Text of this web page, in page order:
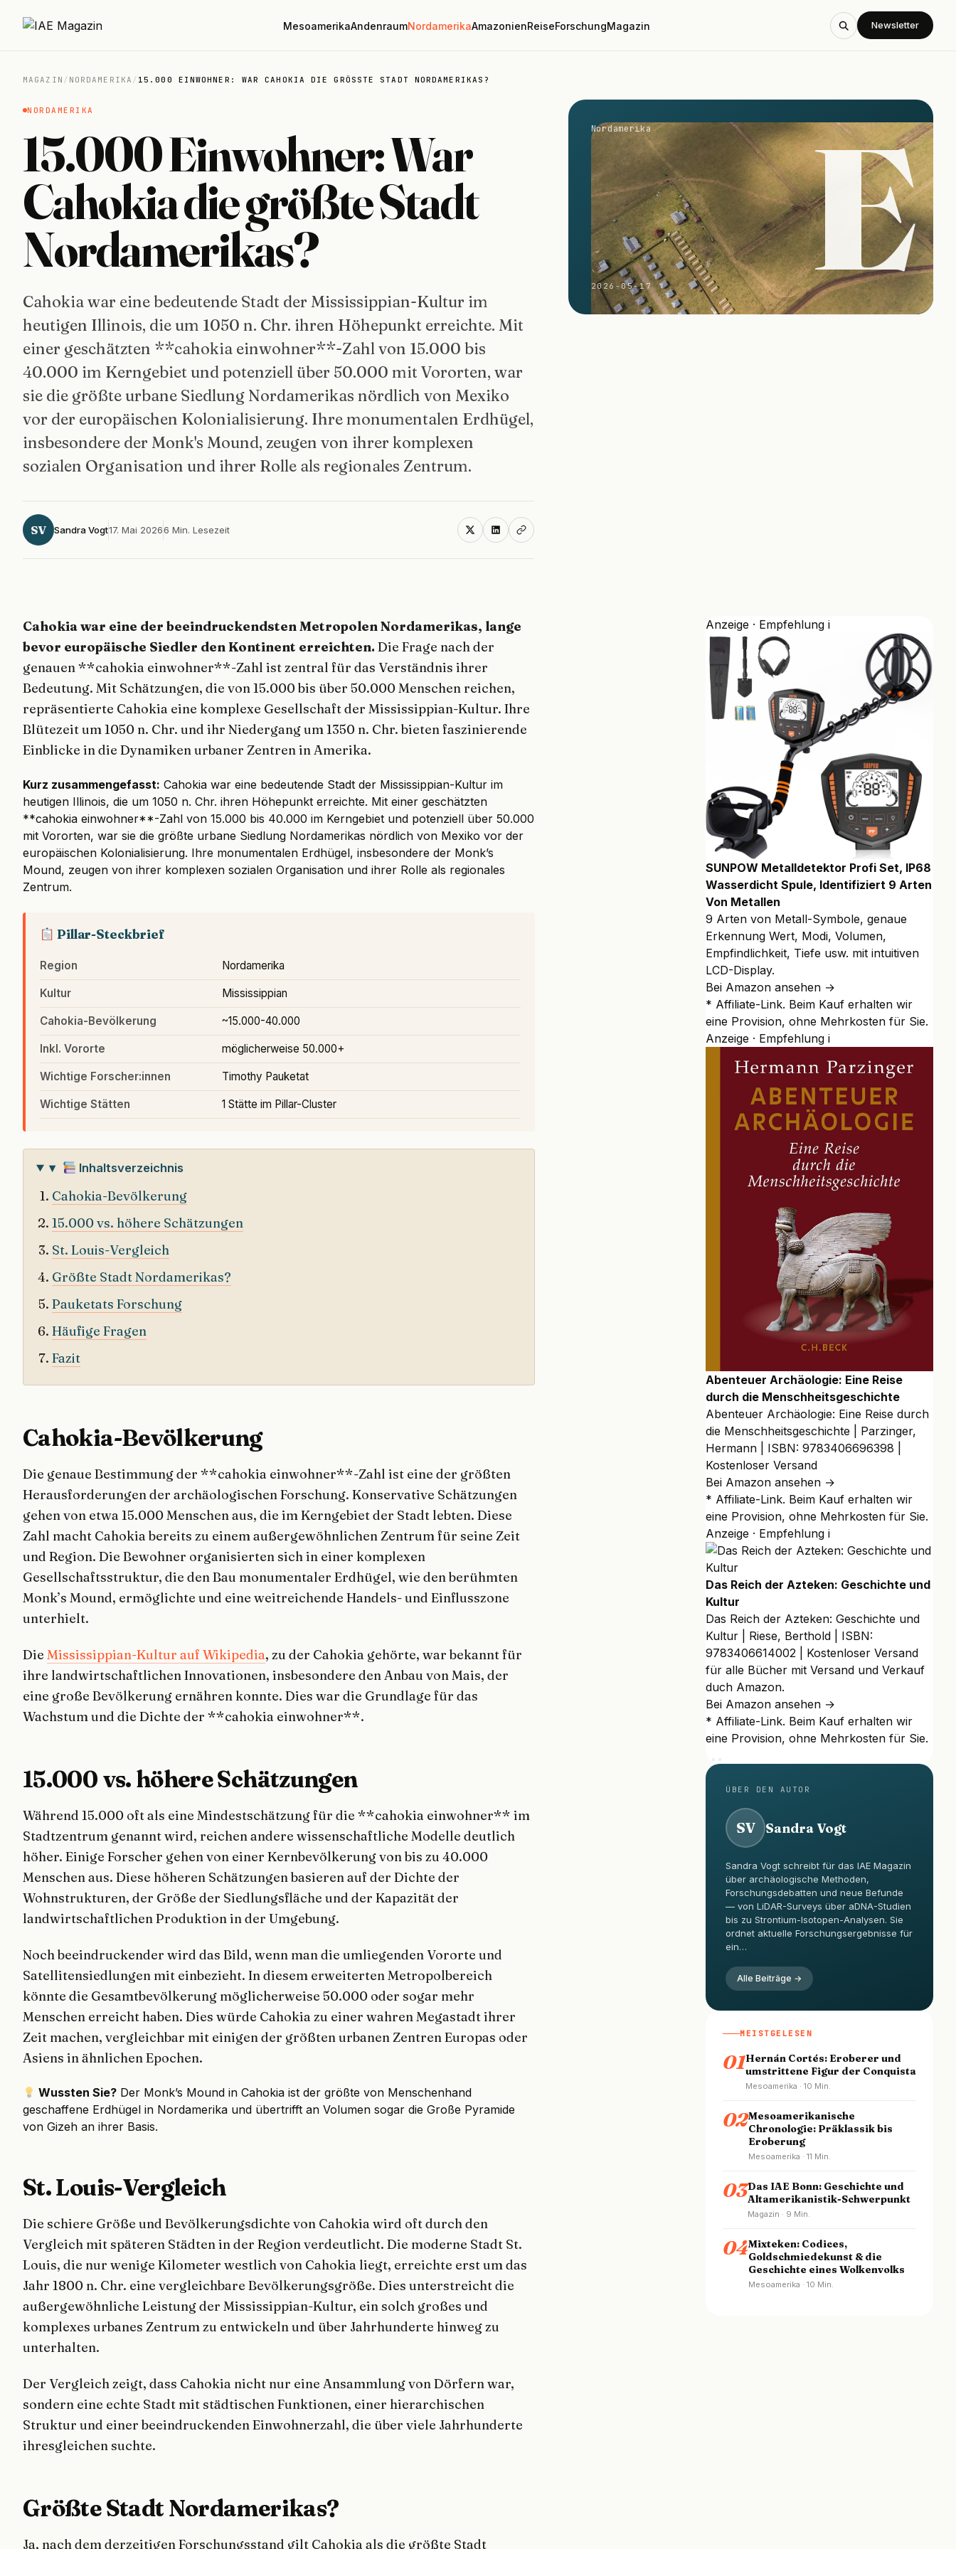
MesoamerikaAndenraumNordamerikaAmazonienReiseForschungMagazin Newsletter
MAGAZIN / NORDAMERIKA / 15.000 EINWOHNER: WAR CAHOKIA DIE GRÖSSTE STADT NORDAMERIKAS?
NORDAMERIKA
15.000 Einwohner: War
Cahokia die größte Stadt
Nordamerikas?
Cahokia war eine bedeutende Stadt der Mississippian-Kultur im
heutigen Illinois, die um 1050 n. Chr. ihren Höhepunkt erreichte. Mit
einer geschätzten **cahokia einwohner**-Zahl von 15.000 bis
40.000 im Kerngebiet und potenziell über 50.000 mit Vororten, war
sie die größte urbane Siedlung Nordamerikas nördlich von Mexiko
vor der europäischen Kolonialisierung. Ihre monumentalen Erdhügel,
insbesondere der Monk's Mound, zeugen von ihrer komplexen
sozialen Organisation und ihrer Rolle als regionales Zentrum.
SV Sandra Vogt17. Mai 20266 Min. Lesezeit
Nordamerika E
2026-05-17
Cahokia war eine der beeindruckendsten Metropolen Nordamerikas, lange
bevor europäische Siedler den Kontinent erreichten. Die Frage nach der
genauen **cahokia einwohner**-Zahl ist zentral für das Verständnis ihrer
Bedeutung. Mit Schätzungen, die von 15.000 bis über 50.000 Menschen reichen,
repräsentierte Cahokia eine komplexe Gesellschaft der Mississippian-Kultur. Ihre
Blütezeit um 1050 n. Chr. und ihr Niedergang um 1350 n. Chr. bieten faszinierende
Einblicke in die Dynamiken urbaner Zentren in Amerika.
Kurz zusammengefasst: Cahokia war eine bedeutende Stadt der Mississippian-Kultur im
heutigen Illinois, die um 1050 n. Chr. ihren Höhepunkt erreichte. Mit einer geschätzten
**cahokia einwohner**-Zahl von 15.000 bis 40.000 im Kerngebiet und potenziell über 50.000
mit Vororten, war sie die größte urbane Siedlung Nordamerikas nördlich von Mexiko vor der
europäischen Kolonialisierung. Ihre monumentalen Erdhügel, insbesondere der Monk’s
Mound, zeugen von ihrer komplexen sozialen Organisation und ihrer Rolle als regionales
Zentrum.
Pillar-Steckbrief
Region Nordamerika
Kultur Mississippian
Cahokia-Bevölkerung ~15.000-40.000
Inkl. Vororte möglicherweise 50.000+
Wichtige Forscher:innen Timothy Pauketat
Wichtige Stätten 1 Stätte im Pillar-Cluster
▾ Inhaltsverzeichnis
Cahokia-Bevölkerung
15.000 vs. höhere Schätzungen
St. Louis-Vergleich
Größte Stadt Nordamerikas?
Pauketats Forschung
Häufige Fragen
Fazit
Cahokia-Bevölkerung
Die genaue Bestimmung der **cahokia einwohner**-Zahl ist eine der größten
Herausforderungen der archäologischen Forschung. Konservative Schätzungen
gehen von etwa 15.000 Menschen aus, die im Kerngebiet der Stadt lebten. Diese
Zahl macht Cahokia bereits zu einem außergewöhnlichen Zentrum für seine Zeit
und Region. Die Bewohner organisierten sich in einer komplexen
Gesellschaftsstruktur, die den Bau monumentaler Erdhügel, wie den berühmten
Monk’s Mound, ermöglichte und eine weitreichende Handels- und Einflusszone
unterhielt.
Die Mississippian-Kultur auf Wikipedia, zu der Cahokia gehörte, war bekannt für
ihre landwirtschaftlichen Innovationen, insbesondere den Anbau von Mais, der
eine große Bevölkerung ernähren konnte. Dies war die Grundlage für das
Wachstum und die Dichte der **cahokia einwohner**.
15.000 vs. höhere Schätzungen
Während 15.000 oft als eine Mindestschätzung für die **cahokia einwohner** im
Stadtzentrum genannt wird, reichen andere wissenschaftliche Modelle deutlich
höher. Einige Forscher gehen von einer Kernbevölkerung von bis zu 40.000
Menschen aus. Diese höheren Schätzungen basieren auf der Dichte der
Wohnstrukturen, der Größe der Siedlungsfläche und der Kapazität der
landwirtschaftlichen Produktion in der Umgebung.
Noch beeindruckender wird das Bild, wenn man die umliegenden Vororte und
Satellitensiedlungen mit einbezieht. In diesem erweiterten Metropolbereich
könnte die Gesamtbevölkerung möglicherweise 50.000 oder sogar mehr
Menschen erreicht haben. Dies würde Cahokia zu einer wahren Megastadt ihrer
Zeit machen, vergleichbar mit einigen der größten urbanen Zentren Europas oder
Asiens in ähnlichen Epochen.
Wussten Sie? Der Monk’s Mound in Cahokia ist der größte von Menschenhand
geschaffene Erdhügel in Nordamerika und übertrifft an Volumen sogar die Große Pyramide
von Gizeh an ihrer Basis.
St. Louis-Vergleich
Die schiere Größe und Bevölkerungsdichte von Cahokia wird oft durch den
Vergleich mit späteren Städten in der Region verdeutlicht. Die moderne Stadt St.
Louis, die nur wenige Kilometer westlich von Cahokia liegt, erreichte erst um das
Jahr 1800 n. Chr. eine vergleichbare Bevölkerungsgröße. Dies unterstreicht die
außergewöhnliche Leistung der Mississippian-Kultur, ein solch großes und
komplexes urbanes Zentrum zu entwickeln und über Jahrhunderte hinweg zu
unterhalten.
Der Vergleich zeigt, dass Cahokia nicht nur eine Ansammlung von Dörfern war,
sondern eine echte Stadt mit städtischen Funktionen, einer hierarchischen
Struktur und einer beeindruckenden Einwohnerzahl, die über viele Jahrhunderte
ihresgleichen suchte.
Größte Stadt Nordamerikas?
Ja, nach dem derzeitigen Forschungsstand gilt Cahokia als die größte Stadt
Anzeige · Empfehlung i
SUNPOW Metalldetektor Profi Set, IP68
Wasserdicht Spule, Identifiziert 9 Arten
Von Metallen
9 Arten von Metall-Symbole, genaue
Erkennung Wert, Modi, Volumen,
Empfindlichkeit, Tiefe usw. mit intuitiven
LCD-Display.
Bei Amazon ansehen →
* Affiliate-Link. Beim Kauf erhalten wir
eine Provision, ohne Mehrkosten für Sie.
Anzeige · Empfehlung i
Abenteuer Archäologie: Eine Reise
durch die Menschheitsgeschichte
Abenteuer Archäologie: Eine Reise durch
die Menschheitsgeschichte | Parzinger,
Hermann | ISBN: 9783406696398 |
Kostenloser Versand
Bei Amazon ansehen →
* Affiliate-Link. Beim Kauf erhalten wir
eine Provision, ohne Mehrkosten für Sie.
Anzeige · Empfehlung i
Das Reich der Azteken: Geschichte und
Kultur
Das Reich der Azteken: Geschichte und
Kultur | Riese, Berthold | ISBN:
9783406614002 | Kostenloser Versand
für alle Bücher mit Versand und Verkauf
duch Amazon.
Bei Amazon ansehen →
* Affiliate-Link. Beim Kauf erhalten wir
eine Provision, ohne Mehrkosten für Sie.
ÜBER DEN AUTOR
SV Sandra Vogt
Sandra Vogt schreibt für das IAE Magazin
über archäologische Methoden,
Forschungsdebatten und neue Befunde
— von LiDAR-Surveys über aDNA-Studien
bis zu Strontium-Isotopen-Analysen. Sie
ordnet aktuelle Forschungsergebnisse für
ein…
Alle Beiträge →
MEISTGELESEN
01Hernán Cortés: Eroberer und
umstrittene Figur der Conquista
Mesoamerika · 10 Min.
02Mesoamerikanische
Chronologie: Präklassik bis
Eroberung
Mesoamerika · 11 Min.
03Das IAE Bonn: Geschichte und
Altamerikanistik-Schwerpunkt
Magazin · 9 Min.
04Mixteken: Codices,
Goldschmiedekunst & die
Geschichte eines Wolkenvolks
Mesoamerika · 10 Min.